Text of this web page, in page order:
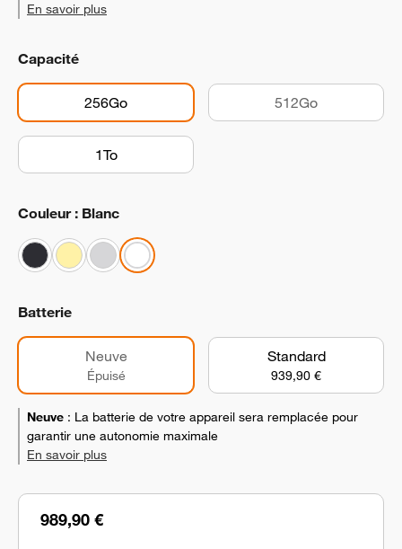
989,90 €
En savoir plus
Capacité
256Go 512Go
1To
Couleur : Blanc
Batterie
Neuve
Épuisé
Standard
939,90 €
Neuve : La batterie de votre appareil sera remplacée pour
garantir une autonomie maximale
En savoir plus